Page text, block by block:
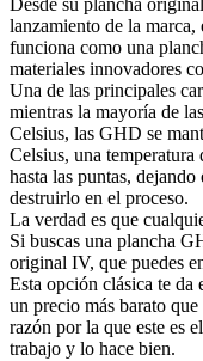
Desde su plancha
lanzamiento de la
funciona como una
materiales innovadores
Una de las principales
mientras la mayoría de
Celsius, las GHD se
Celsius, una temperatura
hasta las puntas,
destruirlo en el proceso.
La verdad es que
Si buscas una plancha
original IV, que puedes
Esta opción clásica te
un precio más barato
razón por la que este es
trabajo y lo hace bien.